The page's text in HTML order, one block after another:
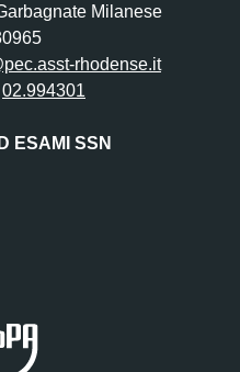
Milanese
rhodense.it
02.994301
ESAMI SSN